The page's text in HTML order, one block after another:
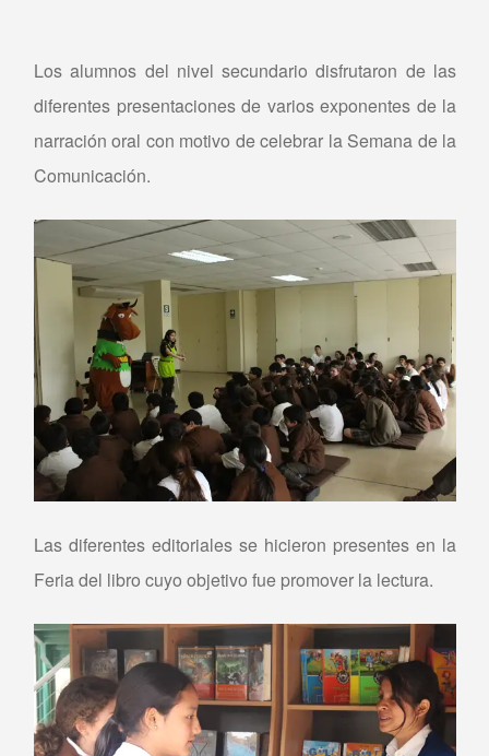
Los alumnos del nivel secundario disfrutaron de las
diferentes presentaciones de varios exponentes de la
narración oral con motivo de celebrar la Semana de la
Comunicación.
Las diferentes editoriales se hicieron presentes en la
Feria del libro cuyo objetivo fue promover la lectura.